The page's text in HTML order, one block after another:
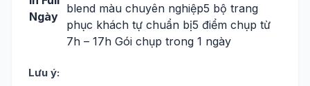
Ngày
blend màu chuyên nghiệp5 bộ trang
phục khách tự chuẩn bị5 điểm chụp từ
7h – 17h Gói chụp trong 1 ngày
Lưu ý: